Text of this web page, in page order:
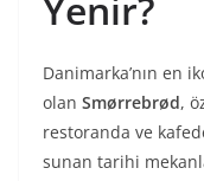
Yenir?
Danimarka’nın en
olan Smørrebrød,
restoranda ve
sunan tarihi